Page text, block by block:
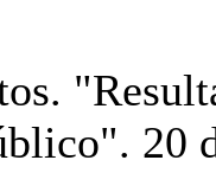
20